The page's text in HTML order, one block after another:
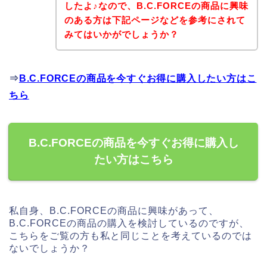
したよ♪なので、B.C.FORCEの商品に興味
のある方は下記ページなどを参考にされて
みてはいかがでしょうか？
⇒ B.C.FORCEの商品を今すぐお得に購入したい方はこ
ちら
B.C.FORCEの商品を今すぐお得に購入し
たい方はこちら
私自身、B.C.FORCEの商品に興味があって、
B.C.FORCEの商品の購入を検討しているのですが、
こちらをご覧の方も私と同じことを考えているのでは
ないでしょうか？